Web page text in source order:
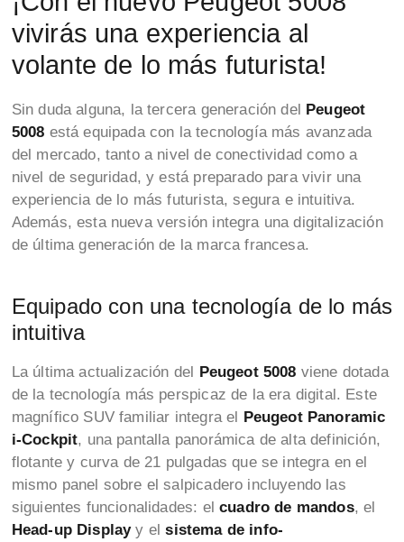
vivirás una experiencia al
volante de lo más futurista!
Sin duda alguna, la tercera generación del Peugeot
5008 está equipada con la tecnología más avanzada
del mercado, tanto a nivel de conectividad como a
nivel de seguridad, y está preparado para vivir una
experiencia de lo más futurista, segura e intuitiva.
Además, esta nueva versión integra una digitalización
de última generación de la marca francesa.
Equipado con una tecnología de lo más
intuitiva
La última actualización del Peugeot 5008 viene dotada
de la tecnología más perspicaz de la era digital. Este
magnífico SUV familiar integra el Peugeot Panoramic
i-Cockpit, una pantalla panorámica de alta definición,
flotante y curva de 21 pulgadas que se integra en el
mismo panel sobre el salpicadero incluyendo las
siguientes funcionalidades: elcuadro de mandos, el
Head-up Displayy elsistema de info-